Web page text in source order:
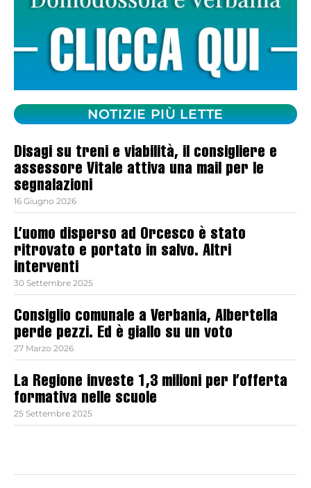
NOTIZIE PIÙ LETTE
Disagi su treni e viabilità, il consigliere e
assessore Vitale attiva una mail per le
segnalazioni
16 Giugno 2026
L’uomo disperso ad Orcesco è stato
ritrovato e portato in salvo. Altri
interventi
30 Settembre 2025
Consiglio comunale a Verbania, Albertella
perde pezzi. Ed è giallo su un voto
27 Marzo 2026
La Regione investe 1,3 milioni per l’offerta
formativa nelle scuole
25 Settembre 2025